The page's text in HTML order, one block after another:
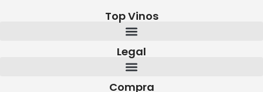
Top Vinos
Legal
Compra